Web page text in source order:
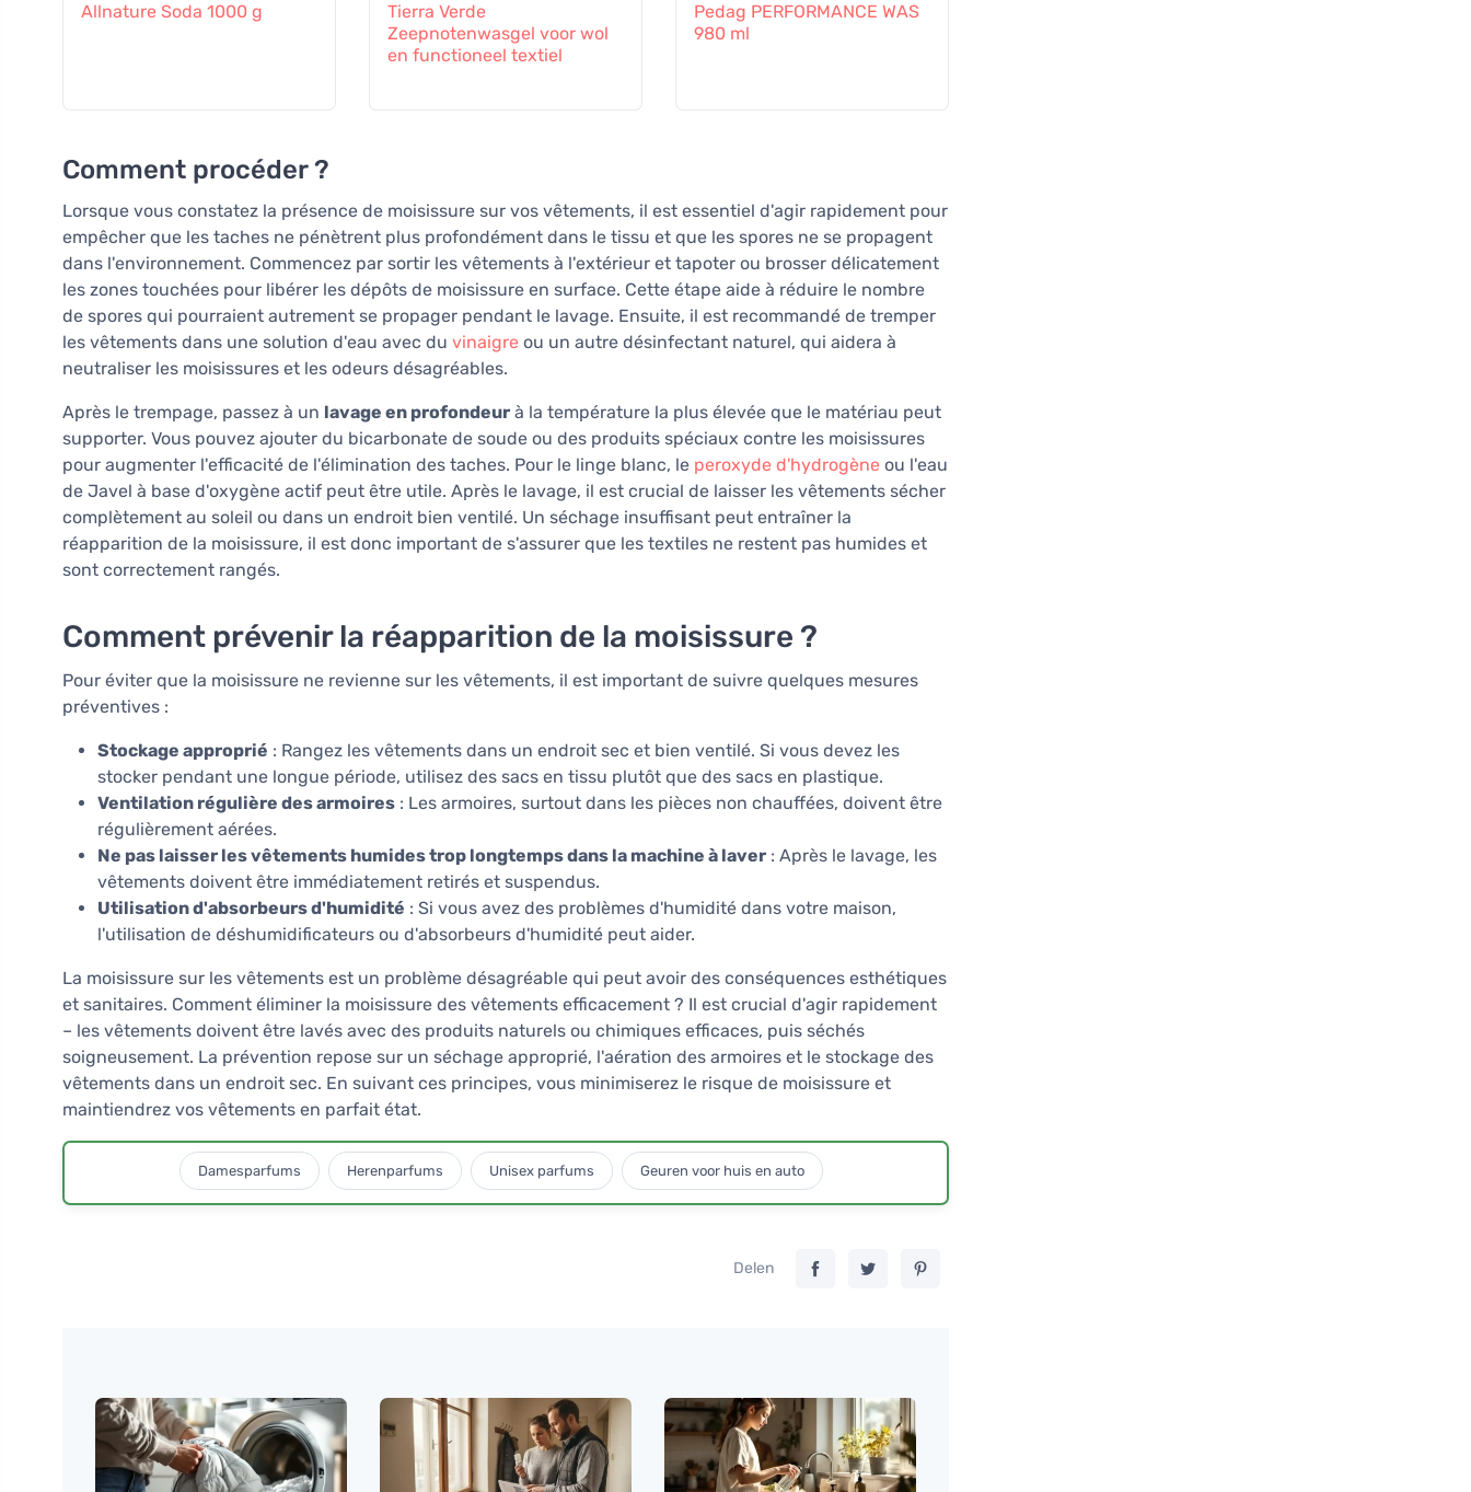
Allnature Soda 1000 g
Tierra Verde
Zeepnotenwasgel voor wol
en functioneel textiel
Pedag PERFORMANCE WAS
980 ml
Comment procéder ?
Lorsque vous constatez la présence de moisissure sur vos vêtements, il est essentiel d'agir rapidement pour
empêcher que les taches ne pénètrent plus profondément dans le tissu et que les spores ne se propagent
dans l'environnement. Commencez par sortir les vêtements à l'extérieur et tapoter ou brosser délicatement
les zones touchées pour libérer les dépôts de moisissure en surface. Cette étape aide à réduire le nombre
de spores qui pourraient autrement se propager pendant le lavage. Ensuite, il est recommandé de tremper
les vêtements dans une solution d'eau avec du vinaigre ou un autre désinfectant naturel, qui aidera à
neutraliser les moisissures et les odeurs désagréables.
Après le trempage, passez à un lavage en profondeur à la température la plus élevée que le matériau peut
supporter. Vous pouvez ajouter du bicarbonate de soude ou des produits spéciaux contre les moisissures
pour augmenter l'efficacité de l'élimination des taches. Pour le linge blanc, le peroxyde d'hydrogène ou l'eau
de Javel à base d'oxygène actif peut être utile. Après le lavage, il est crucial de laisser les vêtements sécher
complètement au soleil ou dans un endroit bien ventilé. Un séchage insuffisant peut entraîner la
réapparition de la moisissure, il est donc important de s'assurer que les textiles ne restent pas humides et
sont correctement rangés.
Comment prévenir la réapparition de la moisissure ?
Pour éviter que la moisissure ne revienne sur les vêtements, il est important de suivre quelques mesures
préventives :
Stockage approprié : Rangez les vêtements dans un endroit sec et bien ventilé. Si vous devez les
stocker pendant une longue période, utilisez des sacs en tissu plutôt que des sacs en plastique.
Ventilation régulière des armoires : Les armoires, surtout dans les pièces non chauffées, doivent être
régulièrement aérées.
Ne pas laisser les vêtements humides trop longtemps dans la machine à laver : Après le lavage, les
vêtements doivent être immédiatement retirés et suspendus.
Utilisation d'absorbeurs d'humidité : Si vous avez des problèmes d'humidité dans votre maison,
l'utilisation de déshumidificateurs ou d'absorbeurs d'humidité peut aider.
La moisissure sur les vêtements est un problème désagréable qui peut avoir des conséquences esthétiques
et sanitaires. Comment éliminer la moisissure des vêtements efficacement ? Il est crucial d'agir rapidement
– les vêtements doivent être lavés avec des produits naturels ou chimiques efficaces, puis séchés
soigneusement. La prévention repose sur un séchage approprié, l'aération des armoires et le stockage des
vêtements dans un endroit sec. En suivant ces principes, vous minimiserez le risque de moisissure et
maintiendrez vos vêtements en parfait état.
Damesparfums Herenparfums Unisex parfums Geuren voor huis en auto
Delen